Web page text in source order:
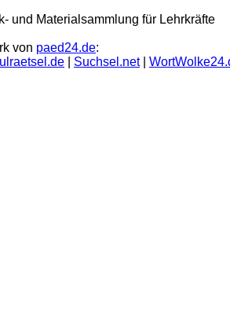
und Materialsammlung für Lehrkräfte
von paed24.de:
Suchsel.net|